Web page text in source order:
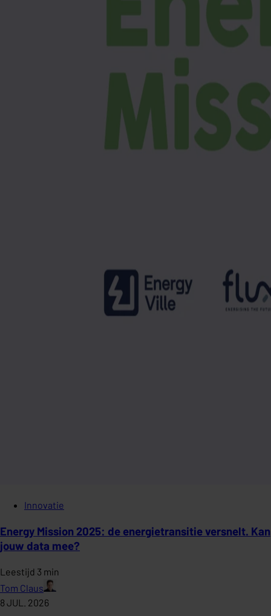
Innovatie
Energy Mission 2025: de energietransitie versnelt. Kan
jouw data mee?
Leestijd 3 min
Tom Claus
8 JUL. 2026